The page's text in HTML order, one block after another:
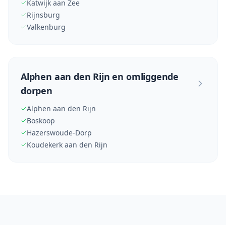
Katwijk aan Zee
Rijnsburg
Valkenburg
Alphen aan den Rijn en omliggende
dorpen
Alphen aan den Rijn
Boskoop
Hazerswoude-Dorp
Koudekerk aan den Rijn